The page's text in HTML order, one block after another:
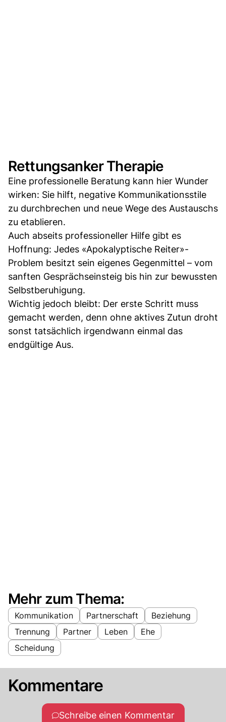
Rettungsanker Therapie
Eine professionelle Beratung kann hier Wunder
wirken: Sie hilft, negative Kommunikationsstile
zu durchbrechen und neue Wege des Austauschs
zu etablieren.
Auch abseits professioneller Hilfe gibt es
Hoffnung: Jedes «Apokalyptische Reiter»-
Problem besitzt sein eigenes Gegenmittel – vom
sanften Gesprächseinsteig bis hin zur bewussten
Selbstberuhigung.
Wichtig jedoch bleibt: Der erste Schritt muss
gemacht werden, denn ohne aktives Zutun droht
sonst tatsächlich irgendwann einmal das
endgültige Aus.
Mehr zum Thema:
Kommunikation Partnerschaft
Beziehung
Trennung
Partner Leben
Ehe
Scheidung
Kommentare
Schreibe einen Kommentar